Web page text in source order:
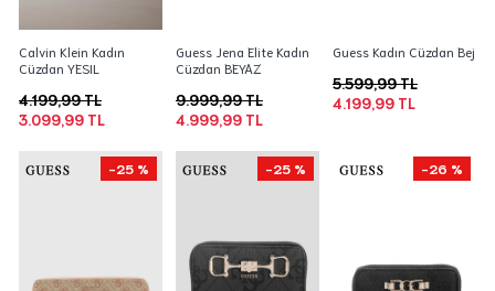
Calvin Klein Kadın
Cüzdan YESIL
3.099,99 TL
4.199,99 TL
Guess Jena Elite Kadın
Cüzdan BEYAZ
4.999,99 TL
9.999,99 TL
Guess Kadın Cüzdan Bej
4.199,99 TL
5.599,99 TL
-25 % -25 % -26 %